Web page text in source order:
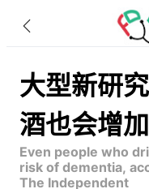
大型新研
酒也会增
Even people who
risk of dementia,
The Independent